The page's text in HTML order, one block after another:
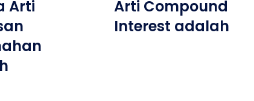
Arti
Arti Compound
Interest adalah